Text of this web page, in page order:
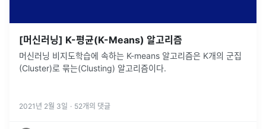
[머신러닝] K-평균(K-Means) 알고리즘
머신러닝 비지도학습에 속하는 K-means 알고리즘은 K개의 군집
(Cluster)로 묶는(Clusting) 알고리즘이다.
2021년 2월 3일 · 52개의 댓글